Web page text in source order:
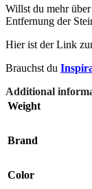
Willst du mehr
Entfernung der
Hier ist der Link
Brauchst du
Additional
Weight
Brand
Color